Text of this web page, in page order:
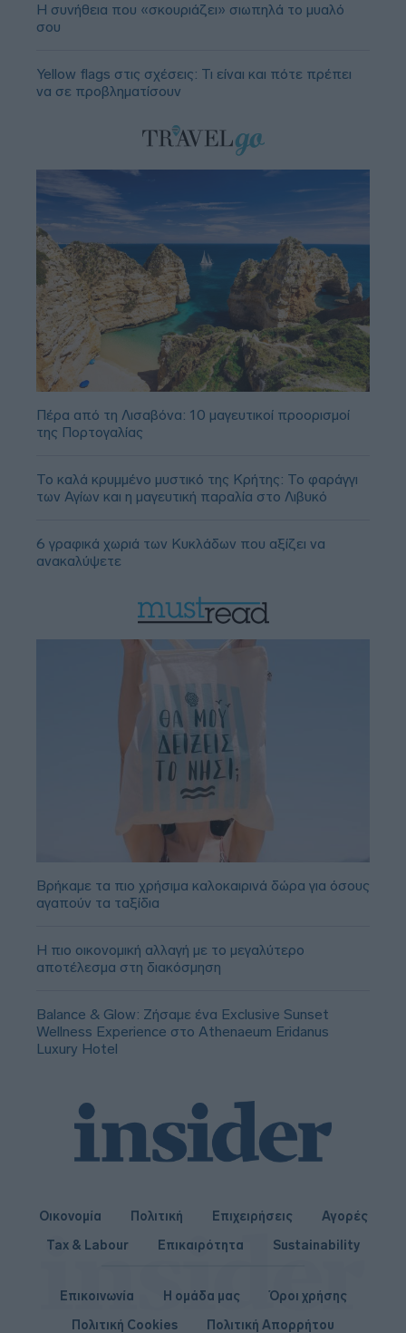
Η συνήθεια που «σκουριάζει» σιωπηλά το μυαλό
σου
Yellow flags στις σχέσεις: Τι είναι και πότε πρέπει
να σε προβληματίσουν
Πέρα από τη Λισαβόνα: 10 μαγευτικοί προορισμοί
της Πορτογαλίας
Το καλά κρυμμένο μυστικό της Κρήτης: Το φαράγγι
των Αγίων και η μαγευτική παραλία στο Λιβυκό
6 γραφικά χωριά των Κυκλάδων που αξίζει να
ανακαλύψετε
Βρήκαμε τα πιο χρήσιμα καλοκαιρινά δώρα για όσους
αγαπούν τα ταξίδια
Η πιο οικονομική αλλαγή με το μεγαλύτερο
αποτέλεσμα στη διακόσμηση
Balance & Glow: Ζήσαμε ένα Exclusive Sunset
Wellness Experience στο Athenaeum Eridanus
Luxury Hotel
Οικονομία Πολιτική Επιχειρήσεις
Αγορές
Tax & Labour
Επικαιρότητα Sustainability
Επικοινωνία Η ομάδα μας
Όροι χρήσης
Πολιτική Cookies
Πολιτική Απορρήτου